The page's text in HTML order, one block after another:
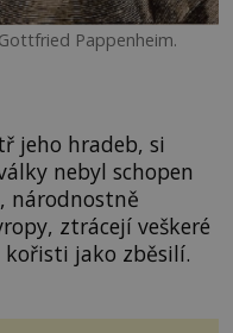
Pappenheim.
jeho hradeb, si
nebyl schopen
národnostně
ztrácejí veškeré
kořisti jako zběsilí.